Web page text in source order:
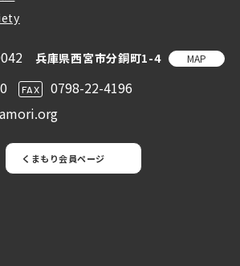
兵庫県西宮市分銅町1-4 MAP
FAX 0798-22-4196
くまもり会員ページ